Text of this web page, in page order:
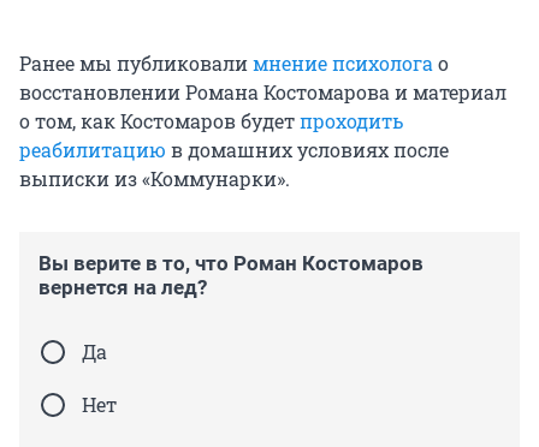
Ранее мы публиковалимнение психологао
восстановлении Романа Костомарова и материал
о том, как Костомаров будетпроходить
реабилитацию в домашних условиях после
выписки из «Коммунарки».
Вы верите в то, что Роман Костомаров
вернется на лед?
Да
Нет